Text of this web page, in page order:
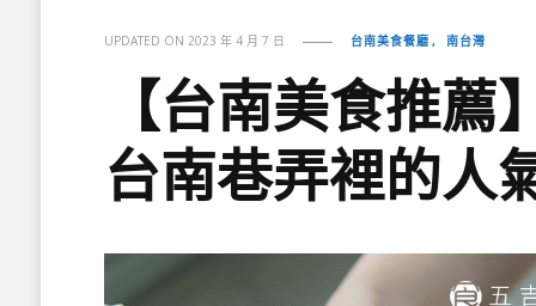
UPDATED ON 2023 年 4 月 7 日 台南美食餐廳 南台灣
【台南美食推
台南巷弄裡的人